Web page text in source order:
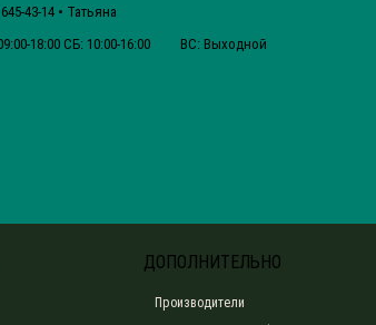
43-14 • Татьяна
18:00 СБ: 10:00-16:00 ВС: Выходной
ДОПОЛНИТЕЛЬНО
Производители